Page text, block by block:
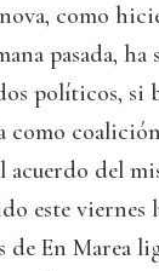
como
pasada, ha
políticos, si
como
acuerdo del
este viernes
de En Marea